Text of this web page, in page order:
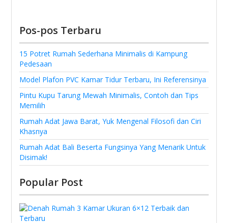
Pos-pos Terbaru
15 Potret Rumah Sederhana Minimalis di Kampung
Pedesaan
Model Plafon PVC Kamar Tidur Terbaru, Ini Referensinya
Pintu Kupu Tarung Mewah Minimalis, Contoh dan Tips
Memilih
Rumah Adat Jawa Barat, Yuk Mengenal Filosofi dan Ciri
Khasnya
Rumah Adat Bali Beserta Fungsinya Yang Menarik Untuk
Disimak!
Popular Post